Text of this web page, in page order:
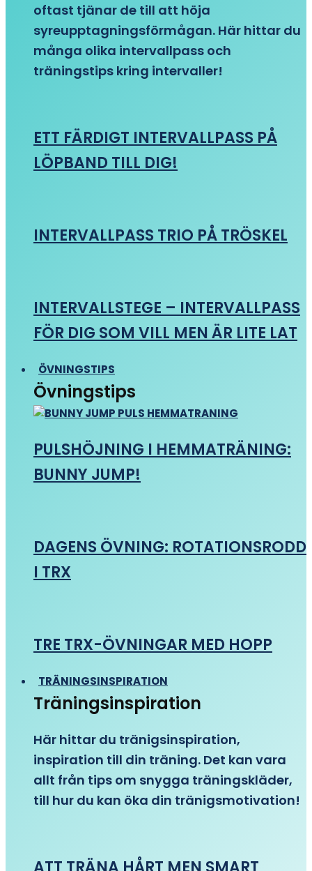
oftast tjänar de till att höja
syreupptagningsförmågan. Här hittar du
många olika intervallpass och
träningstips kring intervaller!
ETT FÄRDIGT INTERVALLPASS PÅ
LÖPBAND TILL DIG!
INTERVALLPASS TRIO PÅ TRÖSKEL
INTERVALLSTEGE – INTERVALLPASS
FÖR DIG SOM VILL MEN ÄR LITE LAT
ÖVNINGSTIPS
Övningstips
PULSHÖJNING I HEMMATRÄNING:
BUNNY JUMP!
DAGENS ÖVNING: ROTATIONSRODD
I TRX
TRE TRX-ÖVNINGAR MED HOPP
TRÄNINGSINSPIRATION
Träningsinspiration
Här hittar du tränigsinspiration,
inspiration till din träning. Det kan vara
allt från tips om snygga träningskläder,
till hur du kan öka din tränigsmotivation!